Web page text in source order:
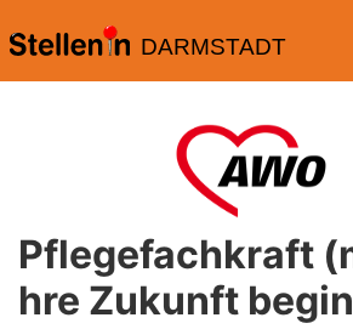
DARMSTADT
Pflegefachkraft
hre Zukunft